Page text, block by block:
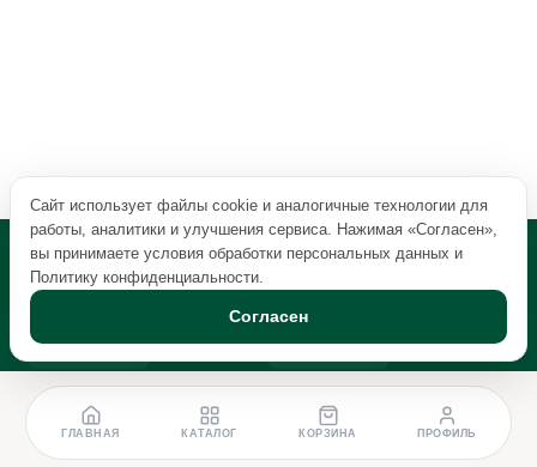
ГЛАВНАЯ КАТАЛОГ КОРЗИНА ПРОФИЛЬ
Сайт использует файлы cookie и аналогичные технологии для
работы, аналитики и улучшения сервиса. Нажимая «Согласен»,
вы принимаете условия обработки персональных данных и
Политику конфиденциальности.
Согласен